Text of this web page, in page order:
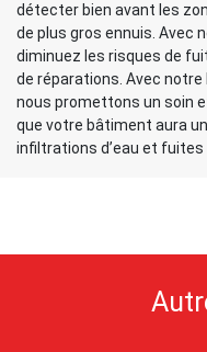
détecter bien avant les
de plus gros ennuis. Avec
diminuez les risques de
de réparations. Avec
nous promettons un soin
que votre bâtiment aura
infiltrations d’eau et fuites